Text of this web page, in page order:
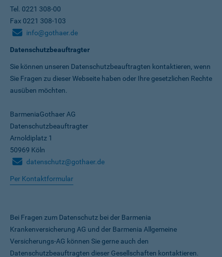
Tel. 0221 308-00
Fax 0221 308-103
info@gothaer.de
Datenschutzbeauftragter
Sie können unseren Datenschutz­beauftragten kontaktieren, wenn
Sie Fragen zu dieser Webseite haben oder Ihre gesetzlichen Rechte
ausüben möchten.
BarmeniaGothaer AG
Datenschutzbeauftragter
Arnoldiplatz 1
50969 Köln
datenschutz@gothaer.de
Per Kontaktformular
Bei Fragen zum Datenschutz bei der Barmenia
Krankenversicherung AG und der Barmenia Allgemeine
Versicherungs-AG können Sie gerne auch den
Datenschutzbeauftragten dieser Gesellschaften kontaktieren.